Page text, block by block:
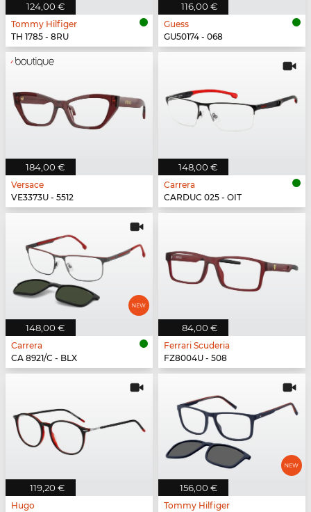
124,00 €
Tommy Hilfiger
TH 1785 - 8RU
116,00 €
Guess
GU50174 - 068
184,00 €
Versace
VE3373U - 5512
148,00 €
Carrera
CARDUC 025 - OIT
148,00 €
Carrera
CA 8921/C - BLX
84,00 €
Ferrari Scuderia
FZ8004U - 508
119,20 €
Hugo
156,00 €
Tommy Hilfiger